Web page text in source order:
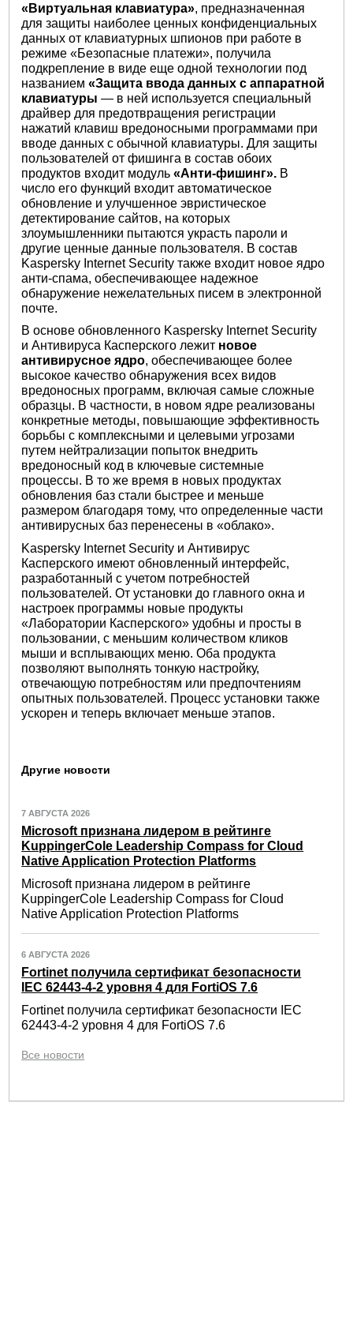
«Виртуальная клавиатура», предназначенная
для защиты наиболее ценных конфиденциальных
данных от клавиатурных шпионов при работе в
режиме «Безопасные платежи», получила
подкрепление в виде еще одной технологии под
названием«Защита ввода данных с аппаратной
клавиатуры ­­— в ней используется специальный
драйвер для предотвращения регистрации
нажатий клавиш вредоносными программами при
вводе данных с обычной клавиатуры. Для защиты
пользователей от фишинга в состав обоих
продуктов входит модуль«Анти-фишинг». В
число его функций входит автоматическое
обновление и улучшенное эвристическое
детектирование сайтов, на которых
злоумышленники пытаются украсть пароли и
другие ценные данные пользователя. В состав
Kaspersky Internet Security также входит новое ядро
анти-спама, обеспечивающее надежное
обнаружение нежелательных писем в электронной
почте.
В основе обновленного Kaspersky Internet Security
и Антивируса Касперского лежит новое
антивирусное ядро, обеспечивающее более
высокое качество обнаружения всех видов
вредоносных программ, включая самые сложные
образцы. В частности, в новом ядре реализованы
конкретные методы, повышающие эффективность
борьбы с комплексными и целевыми угрозами
путем нейтрализации попыток внедрить
вредоносный код в ключевые системные
процессы. В то же время в новых продуктах
обновления баз стали быстрее и меньше
размером благодаря тому, что определенные части
антивирусных баз перенесены в «облако».
Kaspersky Internet Security и Антивирус
Касперского имеют обновленный интерфейс,
разработанный с учетом потребностей
пользователей. От установки до главного окна и
настроек программы новые продукты
«Лаборатории Касперского» удобны и просты в
пользовании, с меньшим количеством кликов
мыши и всплывающих меню. Оба продукта
позволяют выполнять тонкую настройку,
отвечающую потребностям или предпочтениям
опытных пользователей. Процесс установки также
ускорен и теперь включает меньше этапов.
Другие новости
7 АВГУСТА 2026
Microsoft признана лидером в рейтинге
KuppingerCole Leadership Compass for Cloud
Native Application Protection Platforms
Microsoft признана лидером в рейтинге
KuppingerCole Leadership Compass for Cloud
Native Application Protection Platforms
6 АВГУСТА 2026
Fortinet получила сертификат безопасности
IEC 62443-4-2 уровня 4 для FortiOS 7.6
Fortinet получила сертификат безопасности IEC
62443-4-2 уровня 4 для FortiOS 7.6
Все новости